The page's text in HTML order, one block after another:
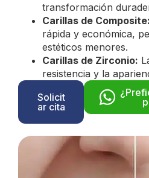
transformación
Carillas de Composite:
rápida y económica,
estéticos menores.
Carillas de Zirconio:
resistencia y la
Solicit
ar cita